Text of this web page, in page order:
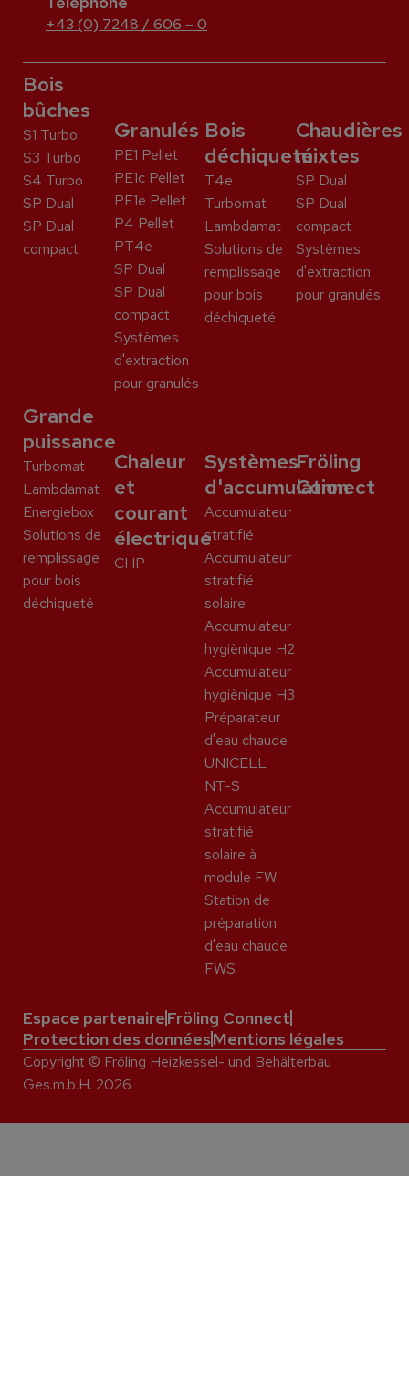
+43 (0) 7248 / 606 – 0
Bois
bûches
S1 Turbo
S3 Turbo
S4 Turbo
SP Dual
SP Dual
compact
Granulés
PE1 Pellet
PE1c Pellet
PE1e Pellet
P4 Pellet
PT4e
SP Dual
SP Dual
compact
Systèmes
d'extraction
pour granulés
Bois
déchiqueté
T4e
Turbomat
Lambdamat
Solutions de
remplissage
pour bois
déchiqueté
Chaudières
mixtes
SP Dual
SP Dual
compact
Systèmes
d'extraction
pour granulés
Grande
puissance
Turbomat
Lambdamat
Energiebox
Solutions de
remplissage
pour bois
déchiqueté
Chaleur
et
courant
électrique
CHP
Systèmes
d'accumulation
Accumulateur
stratifié
Accumulateur
stratifié
solaire
Accumulateur
hygiènique H2
Accumulateur
hygiènique H3
Préparateur
d'eau chaude
UNICELL
NT-S
Accumulateur
stratifié
solaire à
module FW
Station de
préparation
d'eau chaude
FWS
Fröling
Connect
Espace partenaireFröling Connect
Protection des donnéesMentions légales
Copyright © Fröling Heizkessel- und Behälterbau
Ges.m.b.H. 2026